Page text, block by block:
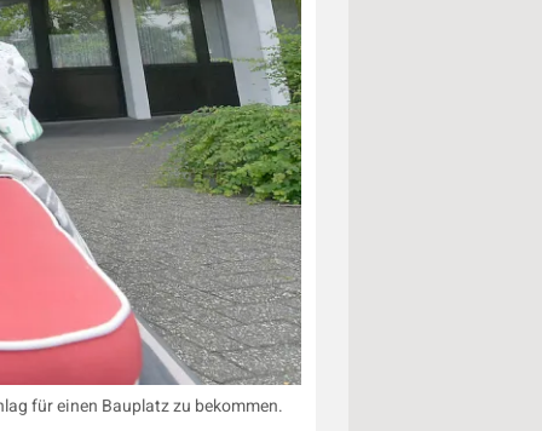
für einen Bauplatz zu bekommen.